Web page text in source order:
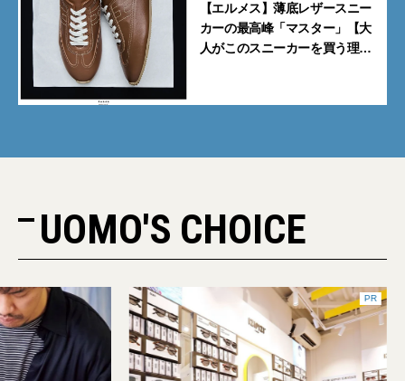
【エルメス】薄底レザースニー
カーの最高峰「マスター」【大
人がこのスニーカーを買う理由
UOMO'S CHOICE
PR